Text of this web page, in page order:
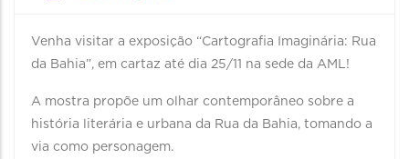
Venha visitar a exposição “Cartografia Imaginária: Rua
da Bahia”, em cartaz até dia 25/11 na sede da AML!
A mostra propõe um olhar contemporâneo sobre a
história literária e urbana da Rua da Bahia, tomando a
via como personagem.